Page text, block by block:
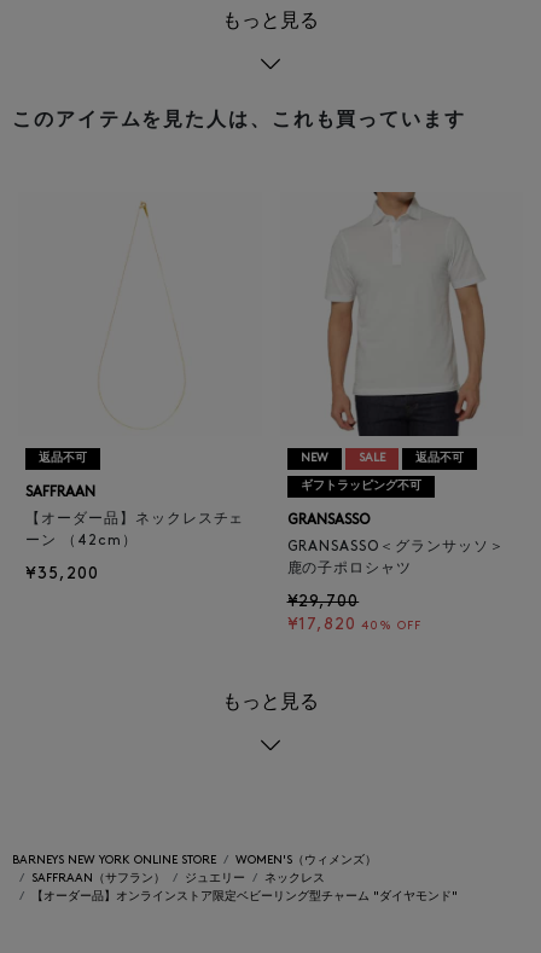
もっと見る
このアイテムを見た人は、これも買っています
返品不可
SAFFRAAN
【オーダー品】ネックレスチェ
ーン （42cm）
¥35,200
NEW SALE 返品不可
ギフトラッピング不可
GRANSASSO
GRANSASSO＜グランサッソ＞
鹿の子ポロシャツ
¥29,700
¥17,820 40% OFF
もっと見る
BARNEYS NEW YORK ONLINE STORE
WOMEN'S（ウィメンズ）
SAFFRAAN（サフラン）
ジュエリー
ネックレス
【オーダー品】オンラインストア限定ベビーリング型チャーム "ダイヤモンド"